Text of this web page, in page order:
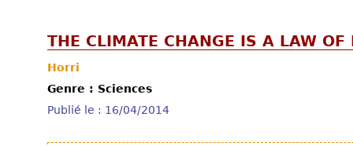
THE CLIMATE CHANGE IS A LAW OF
Horri
Genre : Sciences
Publié le : 16/04/2014